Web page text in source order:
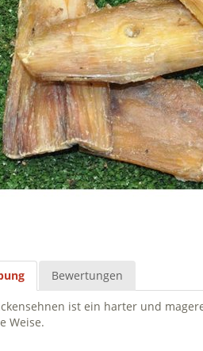
Bewertungen
ist ein harter und
Weise.